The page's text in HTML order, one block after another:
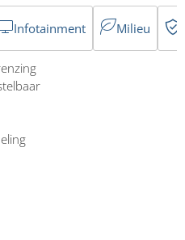
Infotainment Milieu